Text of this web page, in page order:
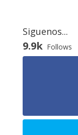
Siguenos...
9.9k Follows